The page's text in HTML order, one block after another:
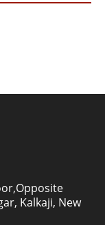
Kalkaji, New